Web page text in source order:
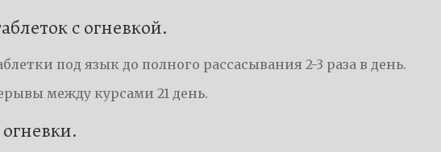
с огневкой.
под язык до полного рассасывания 2-3 раза в день.
между курсами 21 день.